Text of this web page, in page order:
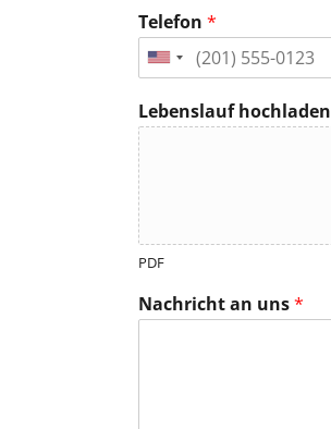
Telefon *
Lebenslauf hochladen
PDF
Nachricht an uns*